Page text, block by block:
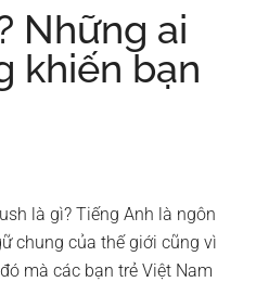
Các
dịch
vụ
hiện
nay
Những ai
khiến bạn
là gì? Tiếng Anh là ngôn
chung của thế giới cũng vì
mà các bạn trẻ Việt Nam